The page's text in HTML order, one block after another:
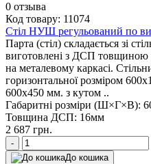
0 отзыва
Код товару: 11074
Стіл НУШ регульований по
Парта (стіл) складається зі
виготовлені з ДСП товщиною
на металевому каркасі.
горизонтальної розміром
600х450 мм. з кутом ..
Габаритні розміри (Ш×Г×В):
Товщина ДСП: 16мм
2 687 грн.
-
До кошика